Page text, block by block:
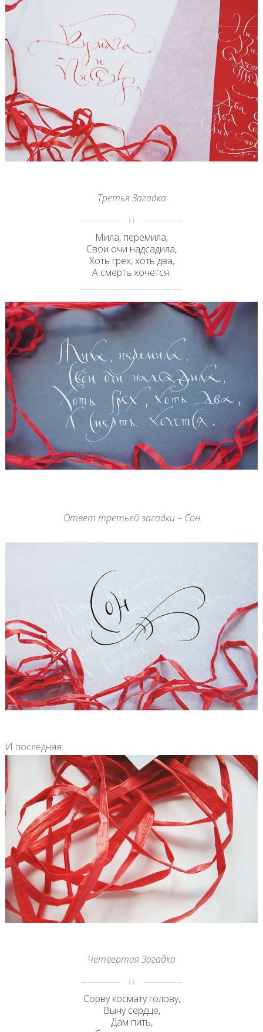
Третья Загадка
Мила, перемила,
Свои очи надсадила,
Хоть грех, хоть два,
А смерть хочется.
Ответ третьей загадки – Сон
И последняя.
Четвертая Загадка
Сорву космату голову,
Выну сердце,
Дам пить,